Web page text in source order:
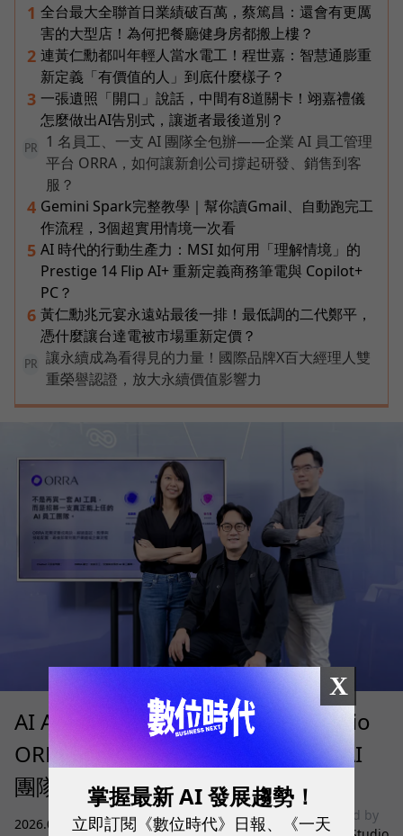
1 全台最大全聯首日業績破百萬，蔡篤昌：還會有更厲
害的大型店！為何把餐廳健身房都搬上樓？
2 連黃仁勳都叫年輕人當水電工！程世嘉：智慧通膨重
新定義「有價值的人」到底什麼樣子？
3 一張遺照「開口」說話，中間有8道關卡！翊嘉禮儀
怎麼做出AI告別式，讓逝者最後道別？
PR
1 名員工、一支 AI 團隊全包辦——企業 AI 員工管理
平台 ORRA，如何讓新創公司撐起研發、銷售到客
服？
4 Gemini Spark完整教學｜幫你讀Gmail、自動跑完工
作流程，3個超實用情境一次看
5 AI 時代的行動生產力：MSI 如何用「理解情境」的
Prestige 14 Flip AI+ 重新定義商務筆電與 Copilot+
PC？
6 黃仁勳兆元宴永遠站最後一排！最低調的二代鄭平，
憑什麼讓台達電被市場重新定價？
PR
讓永續成為看得見的力量！國際品牌X百大經理人雙
重榮譽認證，放大永續價值影響力
AI Agent 時代來了！SUPER 8 Studio
ORRA 如何讓企業快速招募、治理 AI
團隊？
2026.08.05|雲端運算與服務
sponsored by
X
掌握最新 AI 發展趨勢！
立即訂閱《數位時代》日報、《一天